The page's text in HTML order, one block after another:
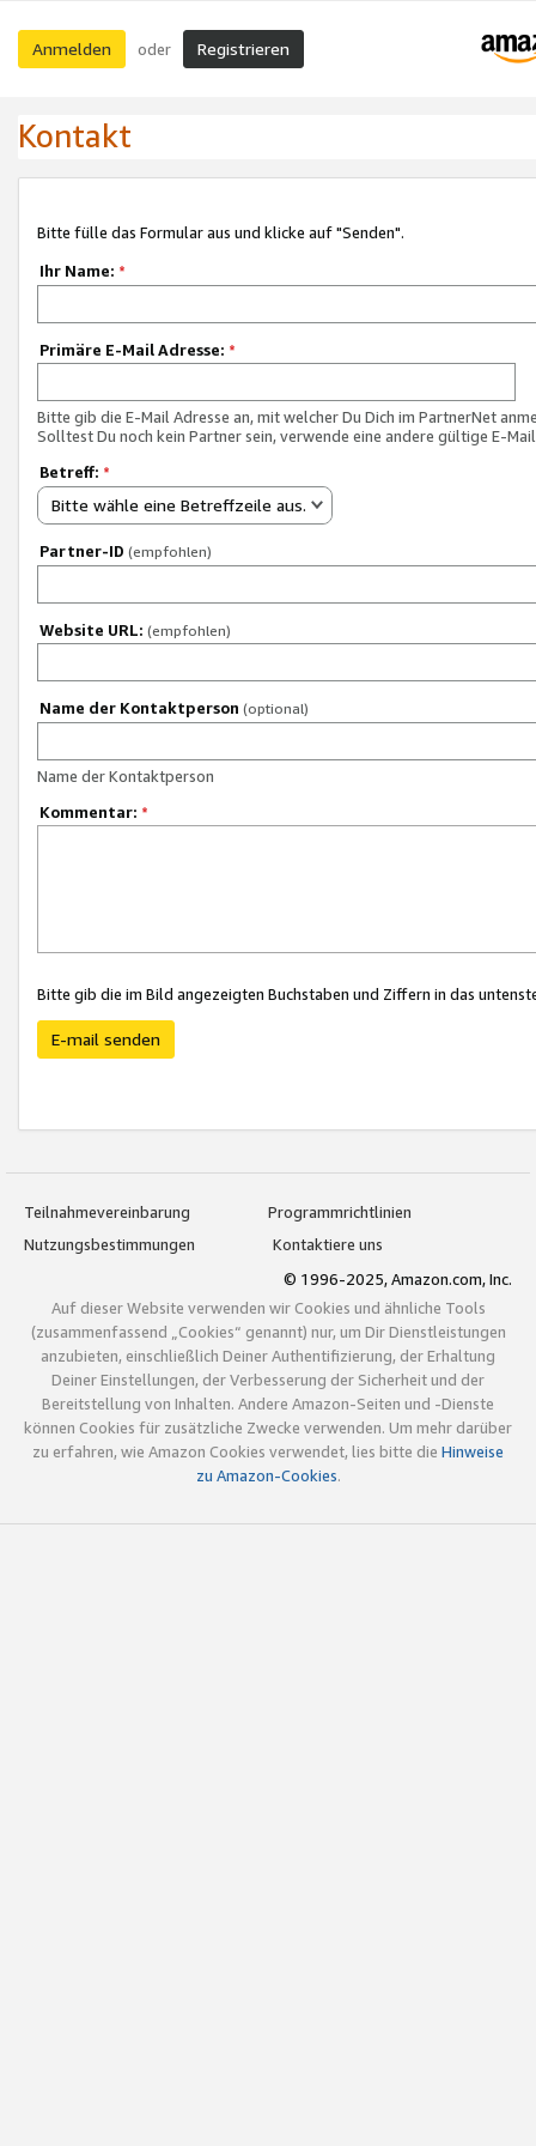
Anmelden oder Registrieren
Kontakt
Bitte fülle das Formular aus und klicke auf "Senden".
Ihr Name: *
Primäre E-Mail Adresse: *
Bitte gib die E-Mail Adresse an, mit welcher Du Dich im PartnerNet
Solltest Du noch kein Partner sein, verwende eine andere gültige E-
Betreff: *
Bitte wähle eine Betreffzeile aus.
Partner-ID (empfohlen)
Website URL: (empfohlen)
Name der Kontaktperson (optional)
Name der Kontaktperson
Kommentar: *
Bitte gib die im Bild angezeigten Buchstaben und Ziffern in das
E-mail senden
Teilnahmevereinbarung
Programmrichtlinien
Nutzungsbestimmungen
Kontaktiere uns
© 1996-2025, Amazon.com, Inc.
Auf dieser Website verwenden wir Cookies und ähnliche Tools
(zusammenfassend „Cookies“ genannt) nur, um Dir Dienstleistungen
anzubieten, einschließlich Deiner Authentifizierung, der Erhaltung
Deiner Einstellungen, der Verbesserung der Sicherheit und der
Bereitstellung von Inhalten. Andere Amazon-Seiten und -Dienste
können Cookies für zusätzliche Zwecke verwenden. Um mehr darüber
zu erfahren, wie Amazon Cookies verwendet, lies bitte die Hinweise
zu Amazon-Cookies.